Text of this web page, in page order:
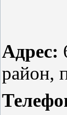
Адрес:
район,